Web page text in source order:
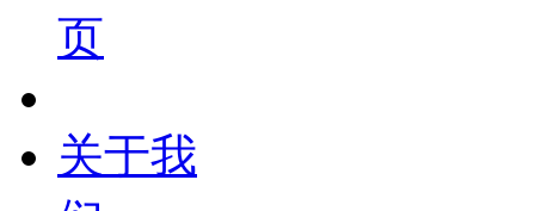
页
关于我